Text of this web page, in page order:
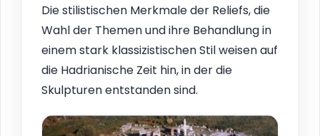
Die stilistischen Merkmale der Reliefs, die
Wahl der Themen und ihre Behandlung in
einem stark klassizistischen Stil weisen auf
die Hadrianische Zeit hin, in der die
Skulpturen entstanden sind.